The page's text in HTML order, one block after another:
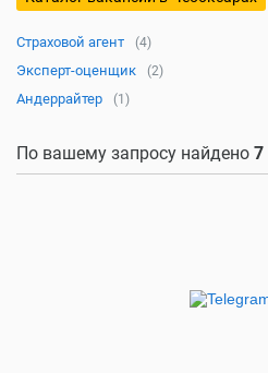
Страховой агент (4)
Эксперт-оценщик (2)
Андеррайтер (1)
По вашему запросу найдено 7